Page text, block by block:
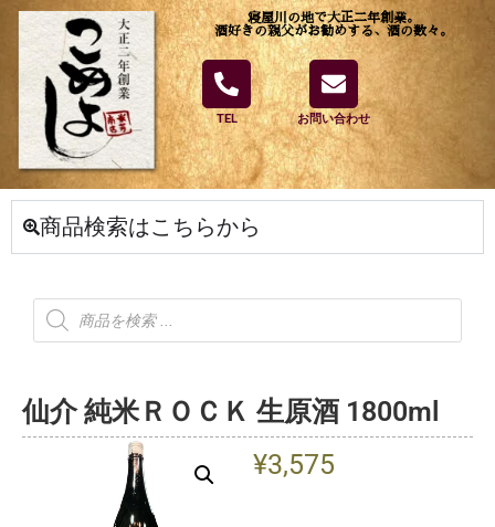
寝屋川の地で大正二年創業。
酒好きの親父がお勧めする、酒の数々。
TEL お問い合わせ
商品検索はこちらから
仙介 純米ＲＯＣＫ 生原酒 1800ml
¥3,575